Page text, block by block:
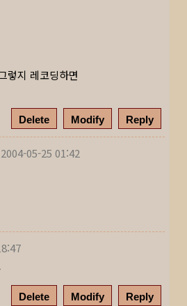
렇지 레코딩하면
Delete Modify Reply
2004-05-25 01:42
Delete Modify Reply